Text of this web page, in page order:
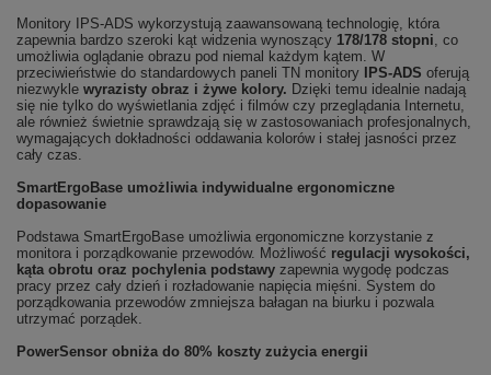
Monitory IPS-ADS wykorzystują zaawansowaną technologię, która
zapewnia bardzo szeroki kąt widzenia wynoszący 178/178 stopni, co
umożliwia oglądanie obrazu pod niemal każdym kątem. W
przeciwieństwie do standardowych paneli TN monitory
IPS-ADS oferują
niezwykle wyrazisty obraz i żywe kolory. Dzięki temu idealnie nadają
się nie tylko do wyświetlania zdjęć i filmów czy przeglądania Internetu,
ale również świetnie sprawdzają się w zastosowaniach profesjonalnych,
wymagających dokładności oddawania kolorów i stałej jasności przez
cały czas.
SmartErgoBase umożliwia indywidualne ergonomiczne
dopasowanie
Podstawa SmartErgoBase umożliwia ergonomiczne korzystanie z
monitora i porządkowanie przewodów. Możliwość regulacji wysokości,
kąta obrotu oraz pochylenia podstawy zapewnia wygodę podczas
pracy przez cały dzień i rozładowanie napięcia mięśni. System do
porządkowania przewodów zmniejsza bałagan na biurku i pozwala
utrzymać porządek.
PowerSensor obniża do 80% koszty zużycia energii